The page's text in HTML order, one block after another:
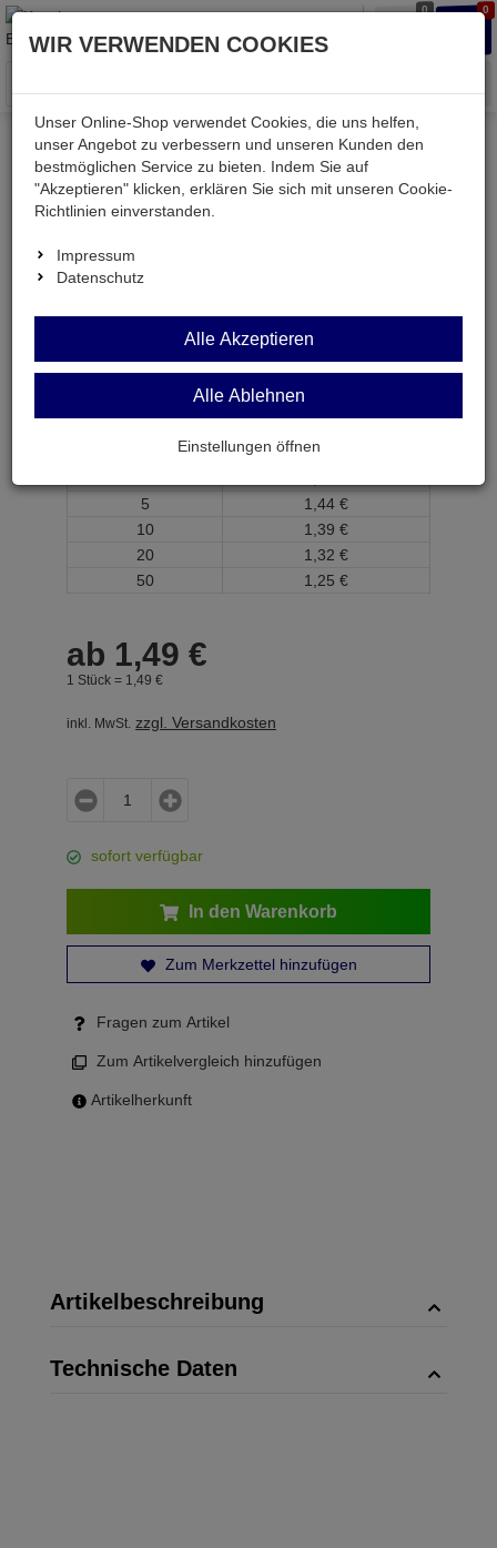
0 0
Menü
Weiter einkaufen Kessler electronic
Bauteile aktiv
HC297
HC297
Phase-locked-loop ( PLL ) digital DIP16
ab Menge
Preis je Stück
5
1, 44 €
10
1, 39 €
20
1, 32 €
50
1, 25 €
ab 1,49 €
1 Stück = 1, 49 €
inkl. MwSt. zzgl. Versandkosten
sofort verfügbar
In den Warenkorb
Zum Merkzettel hinzufügen
Fragen zum Artikel
Zum Artikelvergleich hinzufügen
Artikelherkunft
Artikelbeschreibung
Technische Daten
WIR VERWENDEN COOKIES
Unser Online-Shop verwendet Cookies, die uns helfen,
unser Angebot zu verbessern und unseren Kunden den
bestmöglichen Service zu bieten. Indem Sie auf
"Akzeptieren" klicken, erklären Sie sich mit unseren Cookie-
Richtlinien einverstanden.
Impressum
Datenschutz
Alle Akzeptieren
Alle Ablehnen
Einstellungen öffnen